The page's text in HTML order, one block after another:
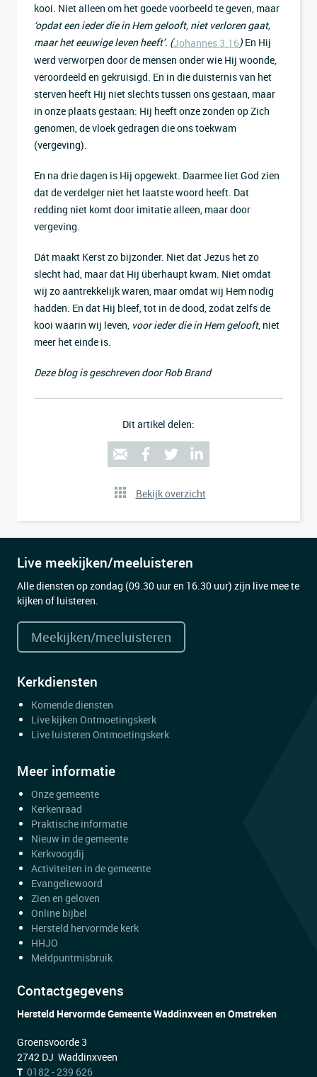
kooi. Niet alleen om het goede voorbeeld te geven, maar
‘opdat een ieder die in Hem gelooft, niet verloren gaat,
maar het eeuwige leven heeft’. (Johannes 3:16) En Hij
werd verworpen door de mensen onder wie Hij woonde,
veroordeeld en gekruisigd. En in die duisternis van het
sterven heeft Hij niet slechts tussen ons gestaan, maar
in onze plaats gestaan: Hij heeft onze zonden op Zich
genomen, de vloek gedragen die ons toekwam
(vergeving).
En na drie dagen is Hij opgewekt. Daarmee liet God zien
dat de verdelger niet het laatste woord heeft. Dat
redding niet komt door imitatie alleen, maar door
vergeving.
Dát maakt Kerst zo bijzonder. Niet dat Jezus het zo
slecht had, maar dat Hij überhaupt kwam. Niet omdat
wij zo aantrekkelijk waren, maar omdat wij Hem nodig
hadden. En dat Hij bleef, tot in de dood, zodat zelfs de
kooi waarin wij leven, voor ieder die in Hem gelooft, niet
meer het einde is.
Deze blog is geschreven door Rob Brand
Dit artikel delen:
Bekijk overzicht
Live meekijken/meeluisteren
Alle diensten op zondag (09.30 uur en 16.30 uur) zijn live mee te
kijken of luisteren.
Meekijken/meeluisteren
Kerkdiensten
Komende diensten
Live kijken Ontmoetingskerk
Live luisteren Ontmoetingskerk
Meer informatie
Onze gemeente
Kerkenraad
Praktische informatie
Nieuw in de gemeente
Kerkvoogdij
Activiteiten in de gemeente
Evangeliewoord
Zien en geloven
Online bijbel
Hersteld hervormde kerk
HHJO
Meldpuntmisbruik
Contactgegevens
Hersteld Hervormde Gemeente Waddinxveen en Omstreken
Groensvoorde 3
2742 DJ Waddinxveen
T 0182 - 239 626